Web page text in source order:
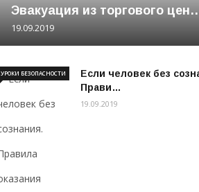
Эвакуация из торгового
19.09.2019
Если человек без
Прави…
УРОКИ БЕЗОПАСНОСТИ
19.09.2019